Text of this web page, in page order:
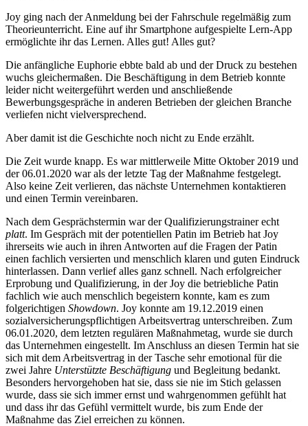
Joy ging nach der Anmeldung bei der Fahrschule regelmäßig zum
Theorieunterricht. Eine auf ihr Smartphone aufgespielte Lern-App
ermöglichte ihr das Lernen. Alles gut! Alles gut?
Die anfängliche Euphorie ebbte bald ab und der Druck zu bestehen
wuchs gleichermaßen. Die Beschäftigung in dem Betrieb konnte
leider nicht weitergeführt werden und anschließende
Bewerbungsgespräche in anderen Betrieben der gleichen Branche
verliefen nicht vielversprechend.
Aber damit ist die Geschichte noch nicht zu Ende erzählt.
Die Zeit wurde knapp. Es war mittlerweile Mitte Oktober 2019 und
der 06.01.2020 war als der letzte Tag der Maßnahme festgelegt.
Also keine Zeit verlieren, das nächste Unternehmen kontaktieren
und einen Termin vereinbaren.
Nach dem Gesprächstermin war der Qualifizierungstrainer echt
platt. Im Gespräch mit der potentiellen Patin im Betrieb hat Joy
ihrerseits wie auch in ihren Antworten auf die Fragen der Patin
einen fachlich versierten und menschlich klaren und guten Eindruck
hinterlassen. Dann verlief alles ganz schnell. Nach erfolgreicher
Erprobung und Qualifizierung, in der Joy die betriebliche Patin
fachlich wie auch menschlich begeistern konnte, kam es zum
folgerichtigen Showdown. Joy konnte am 19.12.2019 einen
sozialversicherungspflichtigen Arbeitsvertrag unterschreiben. Zum
06.01.2020, dem letzten regulären Maßnahmetag, wurde sie durch
das Unternehmen eingestellt. Im Anschluss an diesen Termin hat sie
sich mit dem Arbeitsvertrag in der Tasche sehr emotional für die
zwei Jahre Unterstützte Beschäftigung und Begleitung bedankt.
Besonders hervorgehoben hat sie, dass sie nie im Stich gelassen
wurde, dass sie sich immer ernst und wahrgenommen gefühlt hat
und dass ihr das Gefühl vermittelt wurde, bis zum Ende der
Maßnahme das Ziel erreichen zu können.